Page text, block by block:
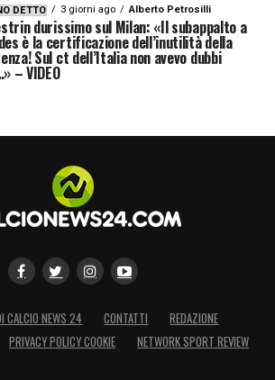
DETTO 3 giorni ago Alberto Petrosilli
durissimo sul Milan: «Il subappalto a
è la certificazione dell’inutilità della
Sul ct dell’Italia non avevo dubbi
– VIDEO
CALCIO NEWS 24 CONTATTI
REDAZIONE
PRIVACY POLICY COOKIE NETWORK SPORT REVIEW